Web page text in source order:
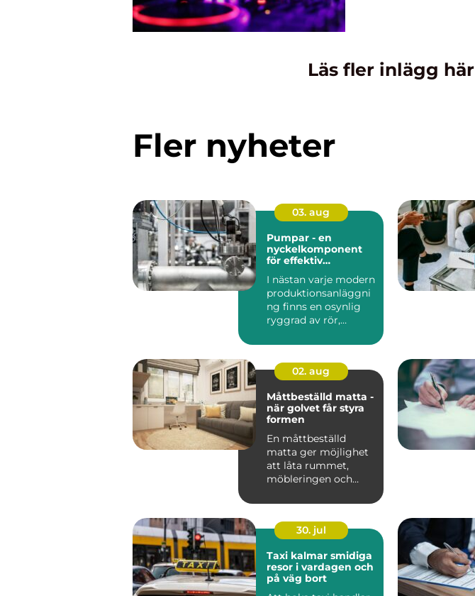
Läs fler inlägg här
Fler nyheter
03. aug
Pumpar - en
nyckelkomponent
för effektiv
I nästan varje modern
produktionsanläggni
ng finns en osynlig
ryggrad av rör,
02. aug
Måttbeställd matta -
när golvet får styra
formen
En måttbeställd
matta ger möjlighet
att låta rummet,
möbleringen och
30. jul
Taxi kalmar smidiga
resor i vardagen och
på väg bort